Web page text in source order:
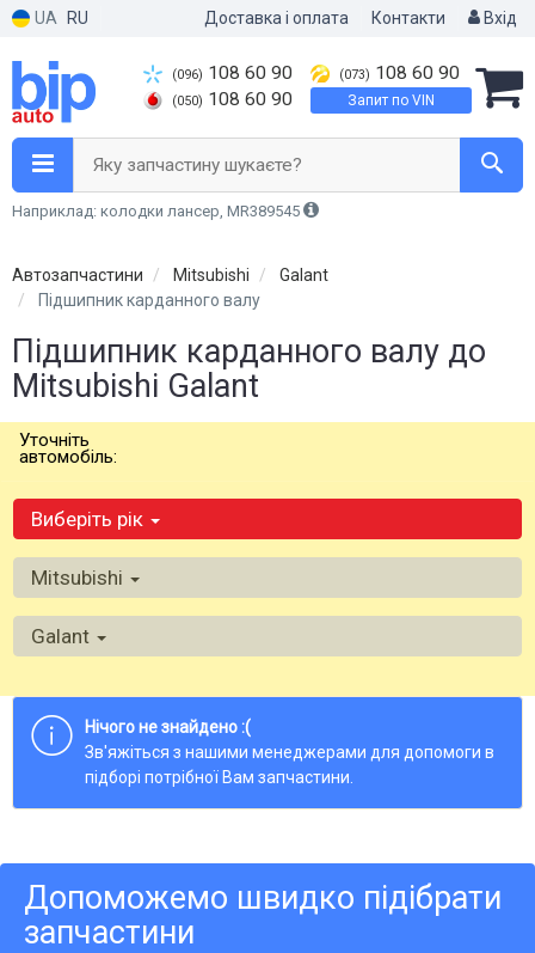
UA RU Доставка і оплата Контакти Вхід
(096) 108 60 90
(050) 108 60 90
(073) 108 60 90
Запит по VIN
Яку запчастину шукаєте?
Наприклад: колодки лансер, MR389545
Автозапчастини Mitsubishi
Galant
Підшипник карданного валу
Підшипник карданного валу до
Mitsubishi Galant
Уточніть
автомобіль:
Виберіть рік
Mitsubishi
Galant
Нічого не знайдено :(
Зв'яжіться з нашими менеджерами для допомоги в
підборі потрібної Вам запчастини.
Допоможемо швидко підібрати
запчастини